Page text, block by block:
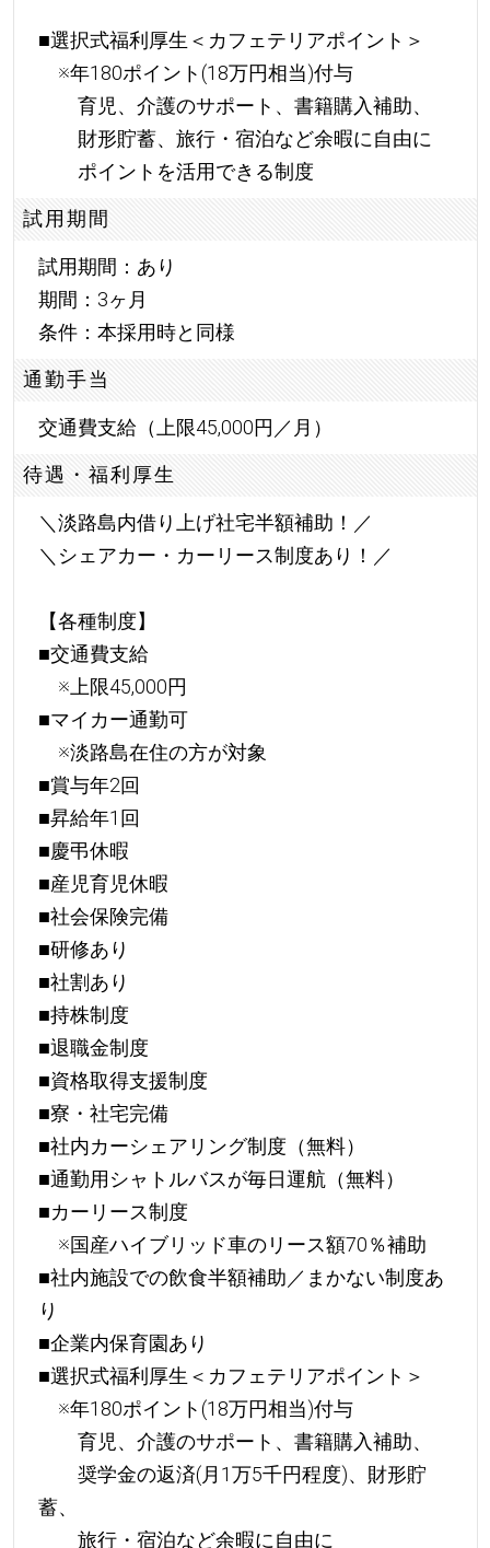
■選択式福利厚生＜カフェテリアポイント＞
※年180ポイント(18万円相当)付与
育児、介護のサポート、書籍購入補助、
財形貯蓄、旅行・宿泊など余暇に自由に
ポイントを活用できる制度
試用期間
試用期間：あり
期間：3ヶ月
条件：本採用時と同様
通勤手当
交通費支給（上限45,000円／月）
待遇・福利厚生
＼淡路島内借り上げ社宅半額補助！／
＼シェアカー・カーリース制度あり！／
【各種制度】
■交通費支給
※上限45,000円
■マイカー通勤可
※淡路島在住の方が対象
■賞与年2回
■昇給年1回
■慶弔休暇
■産児育児休暇
■社会保険完備
■研修あり
■社割あり
■持株制度
■退職金制度
■資格取得支援制度
■寮・社宅完備
■社内カーシェアリング制度（無料）
■通勤用シャトルバスが毎日運航（無料）
■カーリース制度
※国産ハイブリッド車のリース額70％補助
■社内施設での飲食半額補助／まかない制度あ
り
■企業内保育園あり
■選択式福利厚生＜カフェテリアポイント＞
※年180ポイント(18万円相当)付与
育児、介護のサポート、書籍購入補助、
奨学金の返済(月1万5千円程度)、財形貯
蓄、
旅行・宿泊など余暇に自由に